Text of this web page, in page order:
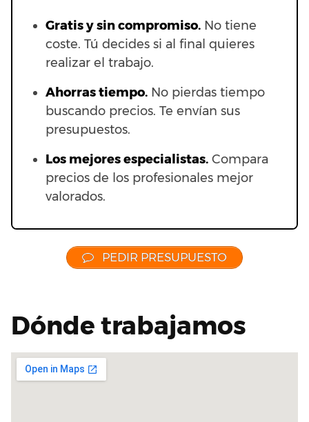
Gratis y sin compromiso. No tiene
coste. Tú decides si al final quieres
realizar el trabajo.
Ahorras tiempo. No pierdas tiempo
buscando precios. Te envían sus
presupuestos.
Los mejores especialistas. Compara
precios de los profesionales mejor
valorados.
PEDIR PRESUPUESTO
Dónde trabajamos